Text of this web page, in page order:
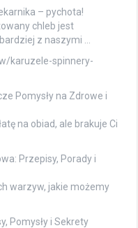
– pychota!
chleb jest
z naszymi …
karuzele-spinnery-
Pomysły na Zdrowe i
na obiad, ale brakuje Ci
Przepisy, Porady i
warzyw, jakie możemy
Pomysły i Sekrety